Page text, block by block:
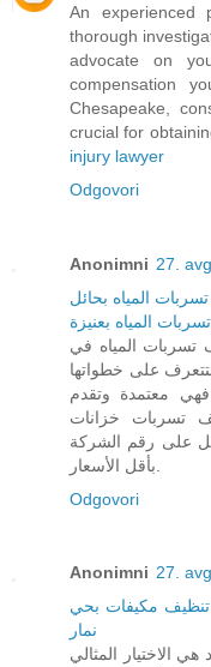
An experienced
thorough
advocate on
compensation
Chesapeake,
crucial for
injury lawyer
Odgovori
Anonimni 27.
المياه بحائل
المياه بعنيزة
المياه في
لتتعرف على خطواتها
فهي معتمدة وتقدم
تسربات خزانات
على رقم الشركة
Odgovori
Anonimni 27.
مكيفات بحي
نمار
الاختيار المثالي